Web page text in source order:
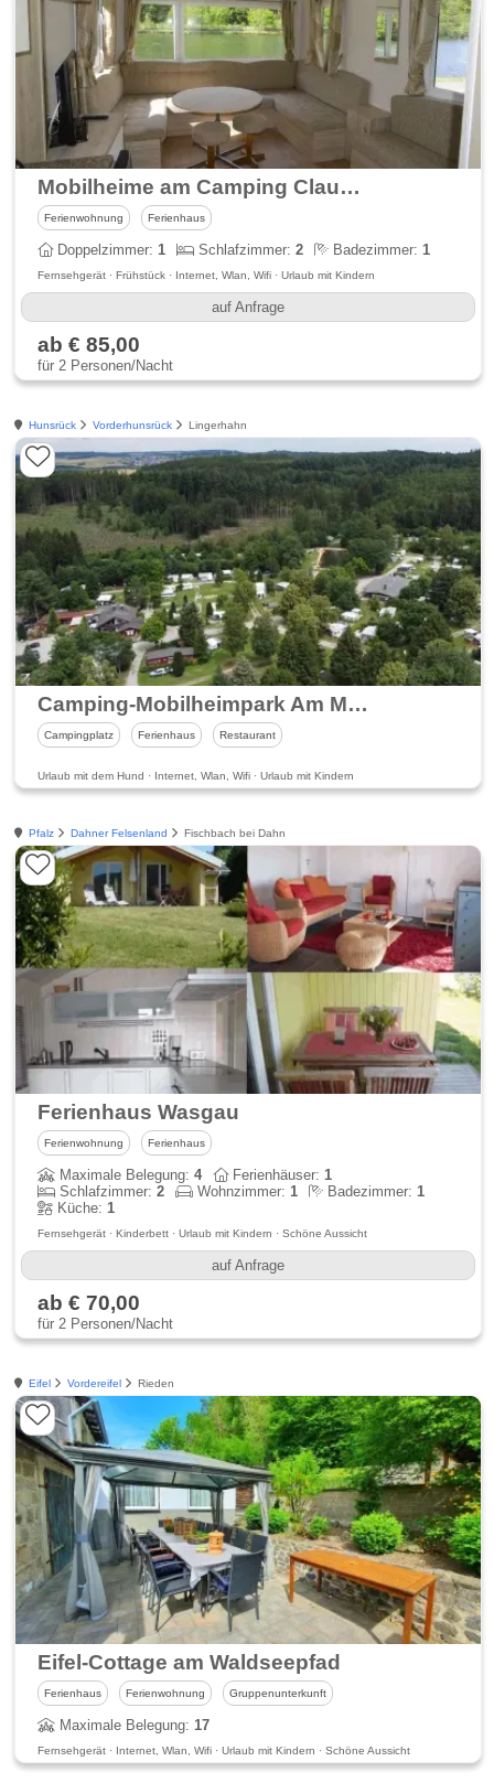
Mobilheime am Camping Clausensee
Ferienwohnung Ferienhaus
Doppelzimmer:1 Schlafzimmer:2 Badezimmer:1
Fernsehgerät · Frühstück · Internet, Wlan, Wifi · Urlaub mit Kindern
auf Anfrage
ab € 85,00
für 2 Personen/Nacht
Hunsrück Vorderhunsrück Lingerhahn
Camping-Mobilheimpark Am Mühlenteich
Campingplatz Ferienhaus Restaurant
Urlaub mit dem Hund · Internet, Wlan, Wifi · Urlaub mit Kindern
Pfalz Dahner Felsenland Fischbach bei Dahn
Ferienhaus Wasgau
Ferienwohnung Ferienhaus
Maximale Belegung:4 Ferienhäuser:1
Schlafzimmer:2 Wohnzimmer:1 Badezimmer:1
Küche:1
Fernsehgerät · Kinderbett · Urlaub mit Kindern · Schöne Aussicht
auf Anfrage
ab € 70,00
für 2 Personen/Nacht
Eifel Vordereifel Rieden
Eifel-Cottage am Waldseepfad
Ferienhaus Ferienwohnung Gruppenunterkunft
Maximale Belegung:17
Fernsehgerät · Internet, Wlan, Wifi · Urlaub mit Kindern · Schöne Aussicht